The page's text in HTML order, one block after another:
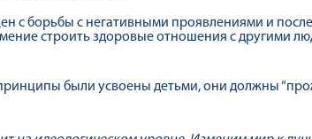
с борьбы с негативными проявлениями и
строить здоровые отношения с другими
были усвоены детьми, они должны